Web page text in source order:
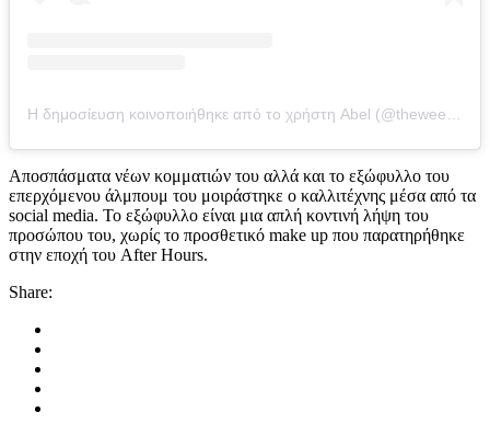
Αποσπάσματα νέων κομματιών του αλλά και το εξώφυλλο του
επερχόμενου άλμπουμ του μοιράστηκε ο καλλιτέχνης μέσα από τα
social media. Το εξώφυλλο είναι μια απλή κοντινή λήψη του
προσώπου του, χωρίς το προσθετικό make up που παρατηρήθηκε
στην εποχή του After Hours.
Share: